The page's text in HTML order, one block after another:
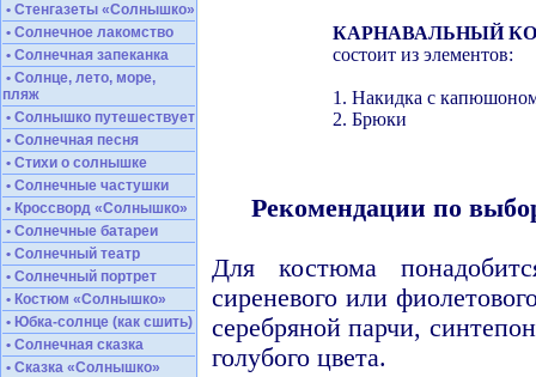
• Стенгазеты «Солнышко»
• Солнечное лакомство
• Солнечная запеканка
• Солнце, лето, море,
пляж
• Солнышко путешествует
• Солнечная песня
• Стихи о солнышке
• Солнечные частушки
• Кроссворд «Солнышко»
• Солнечные батареи
• Солнечный театр
• Солнечный портрет
• Костюм «Солнышко»
• Юбка-солнце (как сшить)
• Солнечная сказка
• Сказка «Солнышко»
КАРНАВАЛЬНЫЙ
состоит из элементов:
1. Накидка с
2. Брюки
Рекомендации по
Для костюма
сиреневого или
серебряной парчи,
голубого цвета.